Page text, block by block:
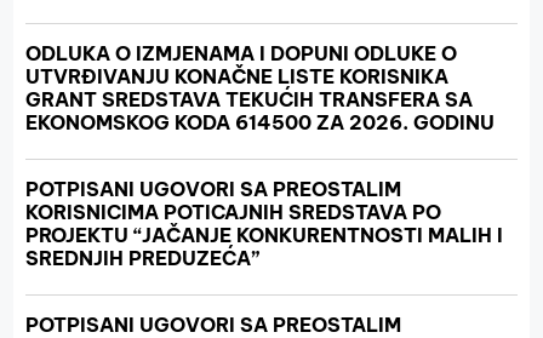
ODLUKA O IZMJENAMA I DOPUNI ODLUKE O
UTVRĐIVANJU KONAČNE LISTE KORISNIKA
GRANT SREDSTAVA TEKUĆIH TRANSFERA SA
EKONOMSKOG KODA 614500 ZA 2026. GODINU
POTPISANI UGOVORI SA PREOSTALIM
KORISNICIMA POTICAJNIH SREDSTAVA PO
PROJEKTU “JAČANJE KONKURENTNOSTI MALIH I
SREDNJIH PREDUZEĆA”
POTPISANI UGOVORI SA PREOSTALIM